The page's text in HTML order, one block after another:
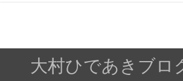
大村ひであきブロ